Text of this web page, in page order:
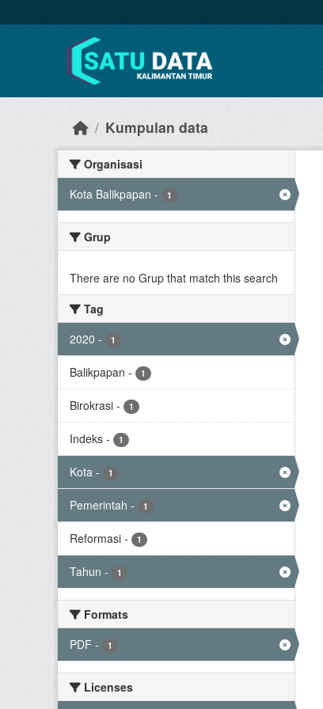
Kumpulan data
Organisasi
Kota Balikpapan - 1
Grup
There are no Grup that match this search
Tag
2020 - 1
Balikpapan - 1
Birokrasi - 1
Indeks - 1
Kota - 1
Pemerintah - 1
Reformasi - 1
Tahun - 1
Formats
PDF - 1
Licenses